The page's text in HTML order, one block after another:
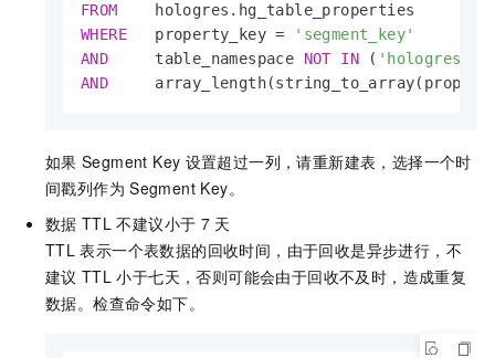
FROM
WHERE
   property_key
=
'segment_key'
AND
     table_namespace
NOT IN ( 'hologres'
AND
如果 Segment Key 设置超过一列，请重新建表，选择一个时
间戳列作为 Segment Key。
数据 TTL 不建议小于 7 天
TTL 表示一个表数据的回收时间，由于回收是异步进行，不
建议 TTL 小于七天，否则可能会由于回收不及时，造成重复
数据。检查命令如下。